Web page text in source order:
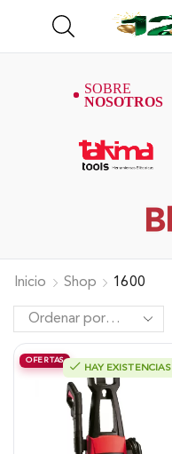
Inicio Shop 1600
OFERTAS
HAY EXISTENCIAS
Hidrolavadora Eléctrica Takima
1.400W 1.600Psi, Tkepw-1600-A.
$ 547.542
$ 383.279